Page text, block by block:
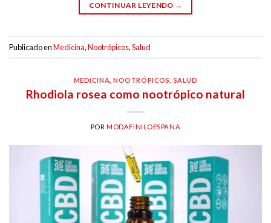
CONTINUAR LEYENDO →
Publicado enMedicina,Nootrópicos,Salud
MEDICINA ,NOOTRÓPICOS SALUD
Rhodiola rosea como nootrópico natural
PORMODAFINILOESPANA